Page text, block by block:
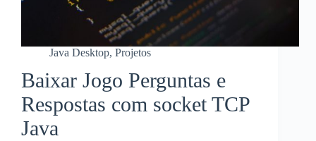
Java Desktop, Projetos
Baixar Jogo Perguntas e
Respostas com socket TCP
Java